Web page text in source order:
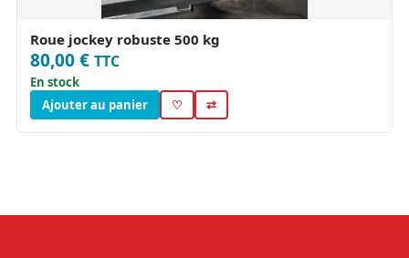
Roue jockey robuste 500 kg
80,00 € TTC
En stock
Ajouter au panier
♡ ⇄